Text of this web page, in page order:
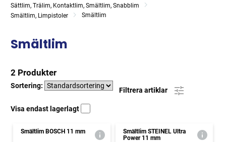
Sättlim, Trälim, Kontaktlim, Smältlim, Snabblim
Smältlim, Limpistoler
Smältlim
Smältlim
2 Produkter
Sortering:
Filtrera artiklar
Visa endast lagerlagt
Smältlim BOSCH 11 mm
Smältlim STEINEL Ultra
Power 11 mm